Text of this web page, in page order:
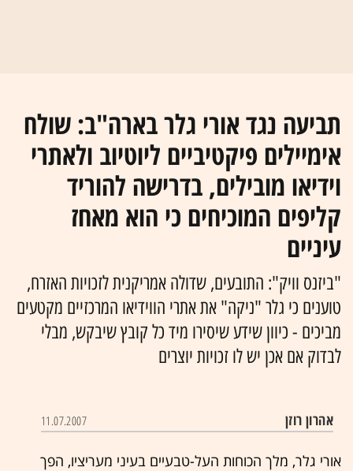
תביעה נגד אורי גלר בארה"ב: שולח
אימיילים פיקטיביים ליוטיוב ולאתרי
וידיאו מובילים, בדרישה להוריד
קליפים המוכיחים כי הוא מאחז
עיניים
"ביזנס וויק": התובעים, שדולה אמריקנית לזכויות האזרח,
טוענים כי גלר "ניקה" את אתרי הווידיאו המרכזיים מקטעים
מביכים - כיוון שידע שיסירו מיד כל קובץ שיבקש, מבלי
לבדוק אם אכן יש לו זכויות יוצרים
אהרון רוזן‏ 11.07.2007
אורי גלר, מלך הכוחות העל-טבעיים בעיני מעריציו, הפך